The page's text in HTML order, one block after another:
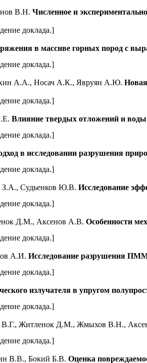
В.Н. Численное и
доклада.]
в массиве горных пород с
доклада.]
А.А., Носач А.К., Явруян А.Ю.
доклада.]
Влияние твердых отложений и
доклада.]
в исследовании разрушения
доклада.]
З.А., Судьенков Ю.В. Исследование
доклада.]
Д.М., Аксенов А.В. Особенности
доклада.]
А.И. Исследование разрушения
доклада.]
излучателя в упругом
доклада.]
Житленок Д.М., Жмыхов В.Н.,
доклада.]
В.В., Бокий Б.В. Оценка